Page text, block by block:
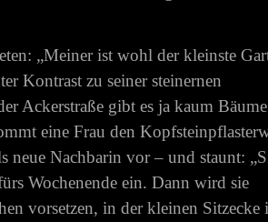
„Meiner ist wohl der kleinste
Kontrast zu seiner steinernen
Ackerstraße gibt es ja kaum Bäume
eine Frau den
neue Nachbarin vor – und staunt:
Wochenende ein. Dann wird sie
vorsetzen, in der kleinen Sitzecke